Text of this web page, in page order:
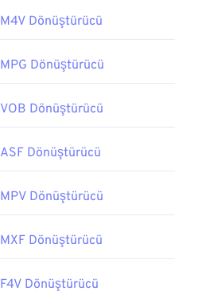
M4V Dönüştürücü
MPG Dönüştürücü
VOB Dönüştürücü
ASF Dönüştürücü
MPV Dönüştürücü
MXF Dönüştürücü
F4V Dönüştürücü